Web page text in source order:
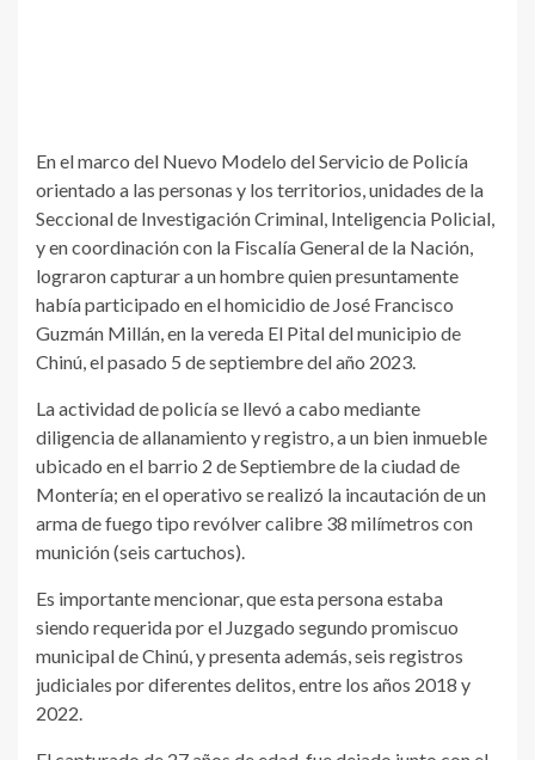
En el marco del Nuevo Modelo del Servicio de Policía
orientado a las personas y los territorios, unidades de la
Seccional de Investigación Criminal, Inteligencia Policial,
y en coordinación con la Fiscalía General de la Nación,
lograron capturar a un hombre quien presuntamente
había participado en el homicidio de José Francisco
Guzmán Millán, en la vereda El Pital del municipio de
Chinú, el pasado 5 de septiembre del año 2023.
La actividad de policía se llevó a cabo mediante
diligencia de allanamiento y registro, a un bien inmueble
ubicado en el barrio 2 de Septiembre de la ciudad de
Montería; en el operativo se realizó la incautación de un
arma de fuego tipo revólver calibre 38 milímetros con
munición (seis cartuchos).
Es importante mencionar, que esta persona estaba
siendo requerida por el Juzgado segundo promiscuo
municipal de Chinú, y presenta además, seis registros
judiciales por diferentes delitos, entre los años 2018 y
2022.